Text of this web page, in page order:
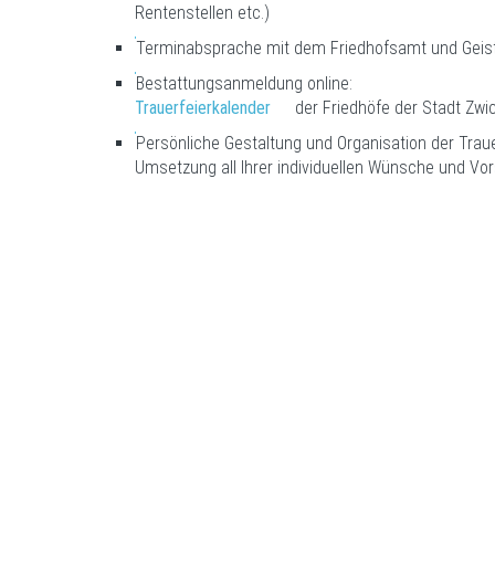
Rentenstellen etc.)
Terminabsprache mit dem Friedhofsamt und
Bestattungsanmeldung online:
Trauerfeierkalender
der Friedhöfe der Stadt
Persönliche Gestaltung und Organisation der
Umsetzung all Ihrer individuellen Wünsche und